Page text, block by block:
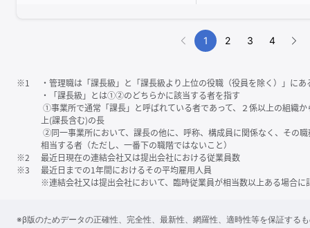
1 2 3 4
※1
・管理職は「課⻑級」と「課⻑級より上位の役職（役員を除く）」に
・「課⻑級」とは①②のどちらかに該当する者を指す
①事業所で通常「課⻑」と呼ばれている者であって、２係以上の組織
上(課⻑含む)の⻑
②同一事業所において、課⻑の他に、呼称、構成員に関係なく、その
相当する者（ただし、一番下の職階ではないこと）
※2
最近日現在の連結会社又は提出会社における従業員数
※3
最近日までの1年間におけるその平均雇用人員
※連結会社又は提出会社において、臨時従業員が相当数以上ある場合に
※β版のためデータの正確性、完全性、最新性、網羅性、適時性等を保証する